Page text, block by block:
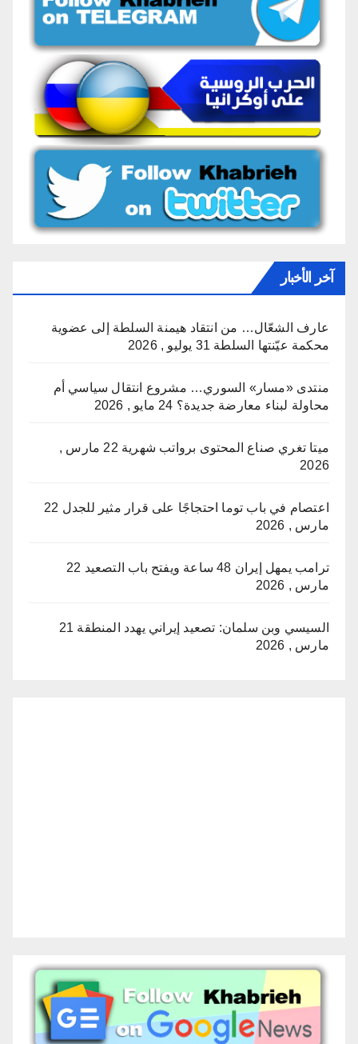
آخر الأخبار
عارف الشعّال… من انتقاد هيمنة السلطة إلى عضوية
محكمة عيّنتها السلطة 31 يوليو , 2026
منتدى «مسار» السوري… مشروع انتقال سياسي أم
محاولة لبناء معارضة جديدة؟ 24 مايو , 2026
ميتا تغري صناع المحتوى برواتب شهرية
22 مارس ,
2026
اعتصام في باب توما احتجاجًا على قرار مثير للجدل 22
مارس , 2026
ترامب يمهل إيران 48 ساعة ويفتح باب التصعيد
22
مارس , 2026
السيسي وبن سلمان: تصعيد إيراني يهدد المنطقة 21
مارس , 2026